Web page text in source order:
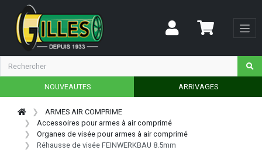
NOUVEAUTES ARRIVAGES
ARMES AIR COMPRIME
Accessoires pour armes à air comprimé
Organes de visée pour armes à air comprimé
Réhausse de visée FEINWERKBAU 8.5mm